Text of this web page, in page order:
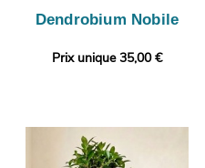
Dendrobium Nobile
Prix unique 35,00 €